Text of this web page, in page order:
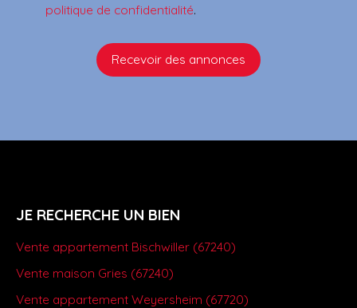
politique de confidentialité.
Recevoir des annonces
JE RECHERCHE UN BIEN
Vente appartement Bischwiller (67240)
Vente maison Gries (67240)
Vente appartement Weyersheim (67720)